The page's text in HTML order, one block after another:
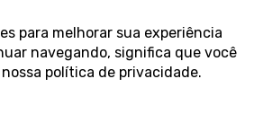
para melhorar sua experiência
navegando, significa que você
política de privacidade.